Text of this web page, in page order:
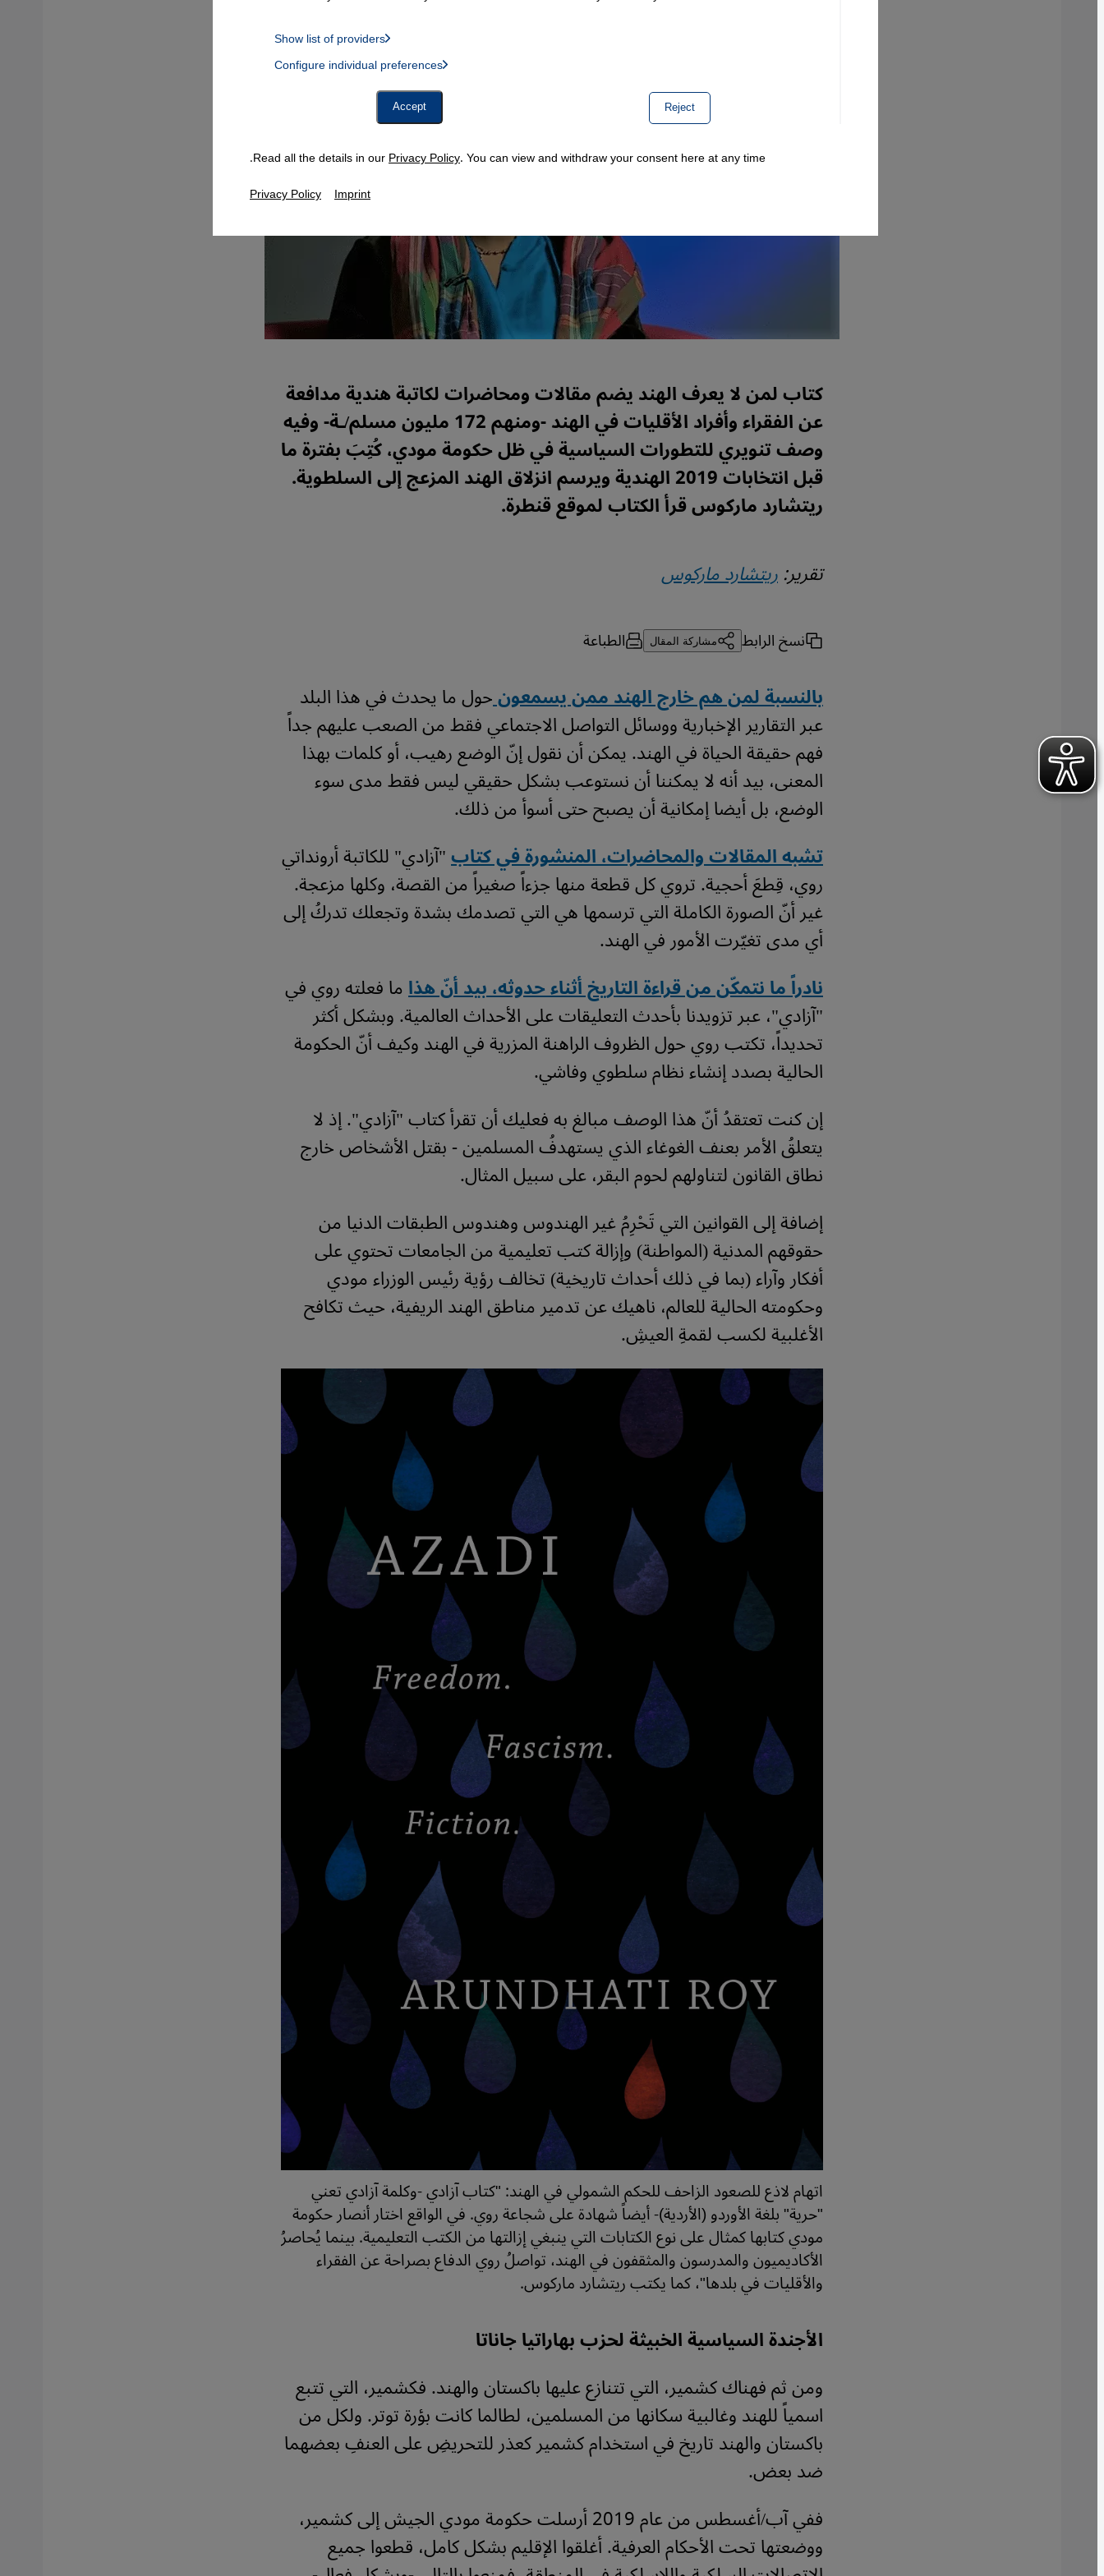
كتاب لمن لا يعرف الهند يضم مقالات ومحاضرات لكاتبة هندية مدافعة
عن الفقراء وأفراد الأقليات في الهند -ومنهم 172 مليون مسلم/ـة- وفيه
وصف تنويري للتطورات السياسية في ظل حكومة مودي، كُتِبَ بفترة ما
قبل انتخابات 2019 الهندية ويرسم انزلاق الهند المزعج إلى السلطوية.
ريتشارد ماركوس قرأ الكتاب لموقع قنطرة.
تقرير:ريتشارد ماركوس
نسخ الرابط مشاركة المقال الطباعة
بالنسبة لمن هم خارج الهند ممن يسمعونحول ما يحدث في هذا البلد
عبر التقارير الإخبارية ووسائل التواصل الاجتماعي فقط من الصعب عليهم جداً
فهم حقيقة الحياة في الهند. يمكن أن نقول إنّ الوضع رهيب، أو كلمات بهذا
المعنى، بيد أنه لا يمكننا أن نستوعب بشكل حقيقي ليس فقط مدى سوء
الوضع، بل أيضا إمكانية أن يصبح حتى أسوأ من ذلك.
تشبه المقالات والمحاضرات، المنشورة في كتاب"آزادي" للكاتبة أرونداتي
روي، قِطعَ أحجية. تروي كل قطعة منها جزءاً صغيراً من القصة، وكلها مزعجة.
غير أنّ الصورة الكاملة التي ترسمها هي التي تصدمك بشدة وتجعلك تدركُ إلى
أي مدى تغيّرت الأمور في الهند.
نادراً ما نتمكّن من قراءة التاريخ أثناء حدوثه، بيد أنّ هذاما فعلته روي في
"آزادي"، عبر تزويدنا بأحدث التعليقات على الأحداث العالمية. وبشكل أكثر
تحديداً، تكتب روي حول الظروف الراهنة المزرية في الهند وكيف أنّ الحكومة
الحالية بصدد إنشاء نظام سلطوي وفاشي.
إن كنت تعتقدُ أنّ هذا الوصف مبالغ به فعليك أن تقرأ كتاب "آزادي". إذ لا
يتعلقُ الأمر بعنف الغوغاء الذي يستهدفُ المسلمين - بقتل الأشخاص خارج
نطاق القانون لتناولهم لحوم البقر، على سبيل المثال.
إضافة إلى القوانين التي تَحْرِمُ غير الهندوس وهندوس الطبقات الدنيا من
حقوقهم المدنية (المواطنة) وإزالة كتب تعليمية من الجامعات تحتوي على
أفكار وآراء (بما في ذلك أحداث تاريخية) تخالف رؤية رئيس الوزراء مودي
وحكومته الحالية للعالم، ناهيك عن تدمير مناطق الهند الريفية، حيث تكافح
الأغلبية لكسب لقمةِ العيشِ.
اتهام لاذع للصعود الزاحف للحكم الشمولي في الهند: "كتاب آزادي -وكلمة آزادي تعني
"حرية" بلغة الأوردو (الأردية)- أيضاً شهادة على شجاعة روي. في الواقع اختار أنصار حكومة
مودي كتابها كمثال على نوع الكتابات التي ينبغي إزالتها من الكتب التعليمية. بينما يُحاصرُ
الأكاديميون والمدرسون والمثقفون في الهند، تواصلُ روي الدفاع بصراحة عن الفقراء
والأقليات في بلدها"، كما يكتب ريتشارد ماركوس.
الأجندة السياسية الخبيثة لحزب بهاراتيا جاناتا
ومن ثم فهناك كشمير، التي تتنازع عليها باكستان والهند. فكشمير، التي تتبع
اسمياً للهند وغالبية سكانها من المسلمين، لطالما كانت بؤرة توتر. ولكل من
باكستان والهند تاريخ في استخدام كشمير كعذر للتحريضِ على العنفِ بعضهما
ضد بعض.
ففي آب/أغسطس من عام 2019 أرسلت حكومة مودي الجيش إلى كشمير،
ووضعتها تحت الأحكام العرفية. أغلقوا الإقليم بشكل كامل، قطعوا جميع
Reject
Show list of providers
Google Maps Embed, Google Tag Manager, Instagram Embed, Twitter Embed, Youtube Embed
Configure individual preferences
Accept
Read all the details in ourPrivacy Policy. You can view and withdraw your consent here at any time.
Privacy Policy Imprint